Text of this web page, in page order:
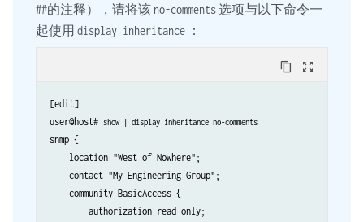
##的注释），请将该 no-comments选项与以下命令一
起使用 display inheritance ：
content_copy zoom_out_map
[edit]
user@host# show | display inheritance no-comments
snmp {
    location "West of Nowhere";
    contact "My Engineering Group";
    community BasicAccess {
        authorization read-only;